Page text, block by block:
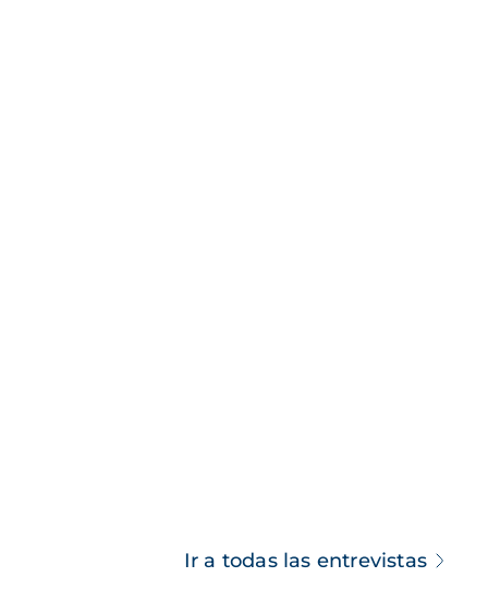
Ir a todas las entrevistas